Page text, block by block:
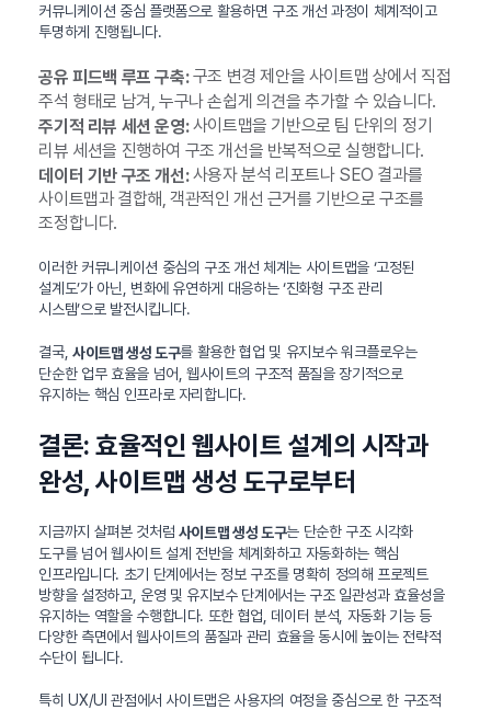
커뮤니케이션 중심 플랫폼으로 활용하면 구조 개선 과정이 체계적이고
투명하게 진행됩니다.
공유 피드백 루프 구축:구조 변경 제안을 사이트맵 상에서 직접
주석 형태로 남겨, 누구나 손쉽게 의견을 추가할 수 있습니다.
주기적 리뷰 세션 운영:사이트맵을 기반으로 팀 단위의 정기
리뷰 세션을 진행하여 구조 개선을 반복적으로 실행합니다.
데이터 기반 구조 개선:사용자 분석 리포트나 SEO 결과를
사이트맵과 결합해, 객관적인 개선 근거를 기반으로 구조를
조정합니다.
이러한 커뮤니케이션 중심의 구조 개선 체계는 사이트맵을 ‘고정된
설계도’가 아닌, 변화에 유연하게 대응하는 ‘진화형 구조 관리
시스템’으로 발전시킵니다.
결국, 사이트맵 생성 도구를 활용한 협업 및 유지보수 워크플로우는
단순한 업무 효율을 넘어, 웹사이트의 구조적 품질을 장기적으로
유지하는 핵심 인프라로 자리합니다.
결론: 효율적인 웹사이트 설계의 시작과
완성, 사이트맵 생성 도구로부터
지금까지 살펴본 것처럼 사이트맵 생성 도구는 단순한 구조 시각화
도구를 넘어 웹사이트 설계 전반을 체계화하고 자동화하는 핵심
인프라입니다. 초기 단계에서는 정보 구조를 명확히 정의해 프로젝트
방향을 설정하고, 운영 및 유지보수 단계에서는 구조 일관성과 효율성을
유지하는 역할을 수행합니다. 또한 협업, 데이터 분석, 자동화 기능 등
다양한 측면에서 웹사이트의 품질과 관리 효율을 동시에 높이는 전략적
수단이 됩니다.
특히 UX/UI 관점에서 사이트맵은 사용자의 여정을 중심으로 한 구조적